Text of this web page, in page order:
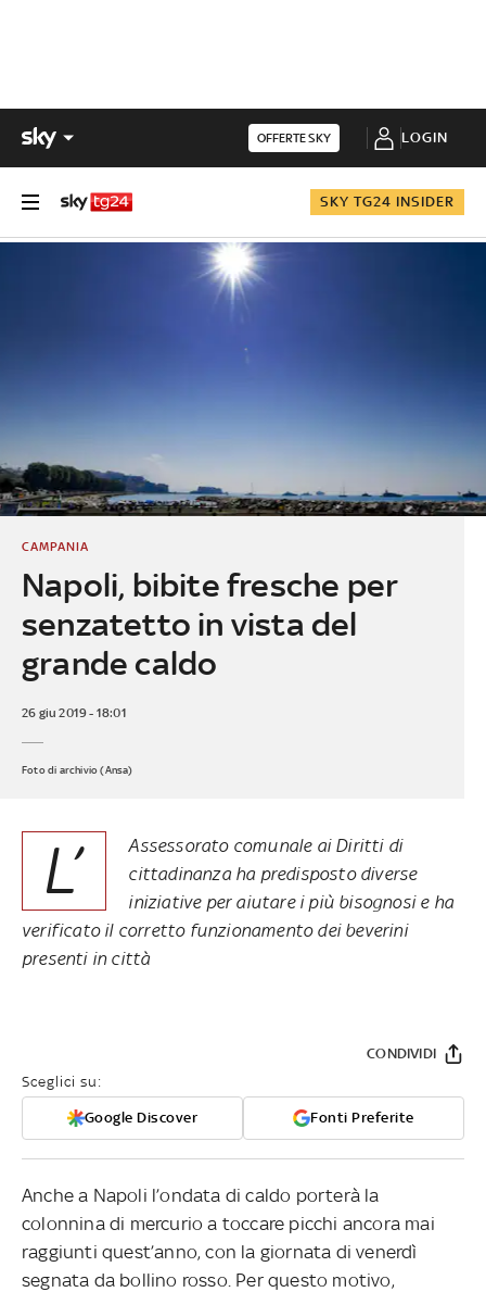
OFFERTE SKY LOGIN
SKY TG24 INSIDER
Napoli, bibite fresche per
senzatetto in vista del
grande caldo
CAMPANIA
26 giu 2019 - 18:01
Foto di archivio (Ansa)
L’
Assessorato comunale ai Diritti di
cittadinanza ha predisposto diverse
iniziative per aiutare i più bisognosi e ha
verificato il corretto funzionamento dei beverini
presenti in città
Sceglici su:
Google Discover Fonti Preferite
CONDIVIDI
Anche a Napoli l’ondata di caldo porterà la
colonnina di mercurio a toccare picchi ancora mai
raggiunti quest’anno, con la giornata di venerdì
segnata da bollino rosso. Per questo motivo,